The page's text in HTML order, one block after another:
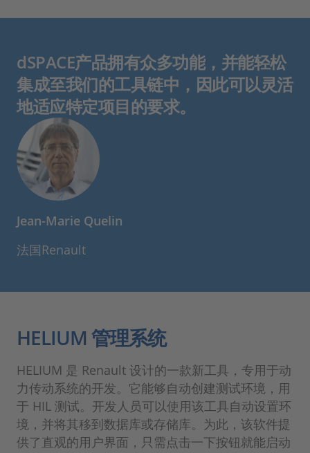
dSPACE产品拥有众多功能，并能轻松
集成至我们的工具链中，因此可以灵活
地适应特定项目的要求。
Jean-Marie Quelin
法国Renault
HELIUM 管理系统
HELIUM 是 Renault 设计的一款新工具，专用于动
力传动系统的开发。它能够自动创建测试环境，用
于 HIL 测试。开发人员可以使用该工具自动设置环
境，并将其移到数据库或存储库。为此，该软件提
供了直观的用户界面，只需点击一下按钮就能启动